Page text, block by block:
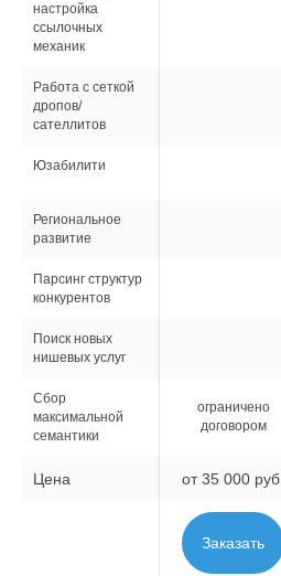
настройка
ссылочных
механик
Работа с сеткой
дропов/
сателлитов
Юзабилити
Региональное
развитие
Парсинг структур
конкурентов
Поиск новых
нишевых услуг
Сбор
максимальной
семантики
ограничено
договором
Цена от 35 000 руб.
Заказать